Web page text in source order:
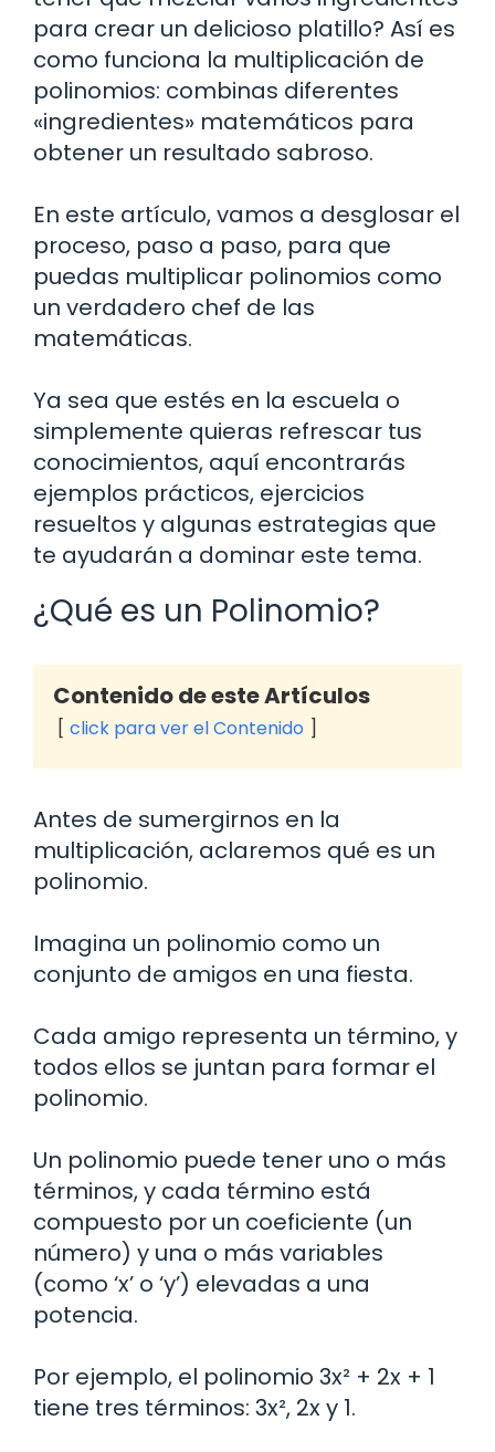
para crear un delicioso platillo? Así es
como funciona la multiplicación de
polinomios: combinas diferentes
«ingredientes» matemáticos para
obtener un resultado sabroso.
En este artículo, vamos a desglosar el
proceso, paso a paso, para que
puedas multiplicar polinomios como
un verdadero chef de las
matemáticas.
Ya sea que estés en la escuela o
simplemente quieras refrescar tus
conocimientos, aquí encontrarás
ejemplos prácticos, ejercicios
resueltos y algunas estrategias que
te ayudarán a dominar este tema.
¿Qué es un Polinomio?
Contenido de este Artículos
click para ver el Contenido
Antes de sumergirnos en la
multiplicación, aclaremos qué es un
polinomio.
Imagina un polinomio como un
conjunto de amigos en una fiesta.
Cada amigo representa un término, y
todos ellos se juntan para formar el
polinomio.
Un polinomio puede tener uno o más
términos, y cada término está
compuesto por un coeficiente (un
número) y una o más variables
(como ‘x’ o ‘y’) elevadas a una
potencia.
Por ejemplo, el polinomio 3x² + 2x + 1
tiene tres términos: 3x², 2x y 1.